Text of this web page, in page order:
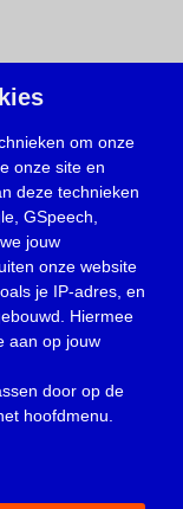
om onze
onze site en
deze technieken
GSpeech,
jouw
onze website
je IP-adres, en
Hiermee
aan op jouw
door op de
hoofdmenu.